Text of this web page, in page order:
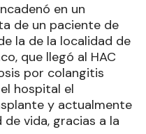
en un
de un paciente de
la de la localidad de
que llegó al HAC
por colangitis
hospital el
y actualmente
vida, gracias a la